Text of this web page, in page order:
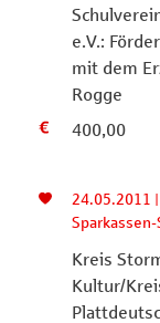
e.V.:
mit dem
Rogge
400,00
24.05.2011
Kreis
Kultur/